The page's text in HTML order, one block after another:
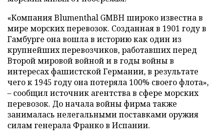
«Компания Blumenthal GMBH широко известна в
мире морских перевозок. Созданная в 1901 году в
Гамбурге она вошла в историю как один из
крупнейших перевозчиков, работавших перед
Второй мировой войной и в годы войны в
интересах фашистской Германии, в результате
чего к 1945 году она потеряла 100% своего флота»,
– сообщил источник агентства в сфере морских
перевозок. До начала войны фирма также
занималась нелегальными поставками оружия
силам генерала Франко в Испании.